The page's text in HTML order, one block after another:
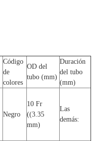
Código
de
colores
OD del
tubo (mm)
Duración
del tubo
(mm)
Negro
10 Fr
((3.35
mm)
Las
demás: